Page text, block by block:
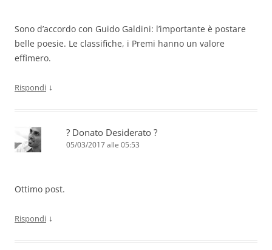
Sono d’accordo con Guido Galdini: l’importante è postare
belle poesie. Le classifiche, i Premi hanno un valore
effimero.
Rispondi ↓
? Donato Desiderato ?
05/03/2017 alle 05:53
Ottimo post.
Rispondi ↓